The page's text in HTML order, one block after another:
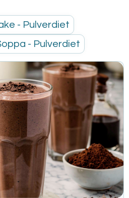
- Pulverdiet
- Pulverdiet